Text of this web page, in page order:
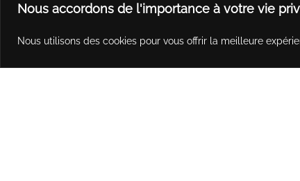
Nous accordons de l'importance à votre vie
Nous utilisons des cookies pour vous offrir la meilleure